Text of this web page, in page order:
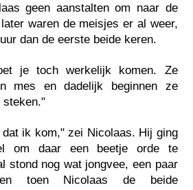
geen aanstalten om naar de
waren de meisjes er al weer,
dan de eerste beide keren.
je toch werkelijk komen. Ze
mes en dadelijk beginnen ze
steken."
ik kom," zei Nicolaas. Hij ging
om daar een beetje orde te
stond nog wat jongvee, een paar
toen Nicolaas de beide